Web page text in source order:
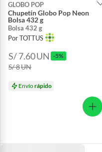
GLOBO POP
Chupetín Globo Pop Neon
Bolsa 432 g
Bolsa 432 g
Por TOTTUS
S/ 7.60UN -5%
S/ 8UN
Envíorápido